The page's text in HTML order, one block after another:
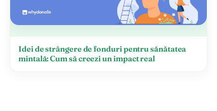
Idei de strângere de fonduri pentru sănătatea
mintală: Cum să creezi un impact real